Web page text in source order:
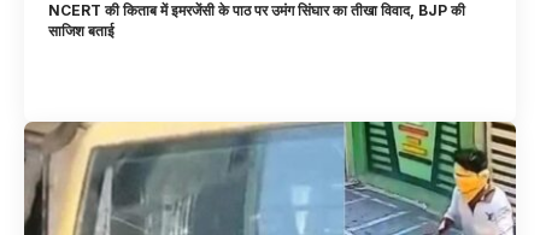
NCERT की किताब में इमरजेंसी के पाठ पर उमंग सिंघार का तीखा विवाद, BJP की
साजिश बताई